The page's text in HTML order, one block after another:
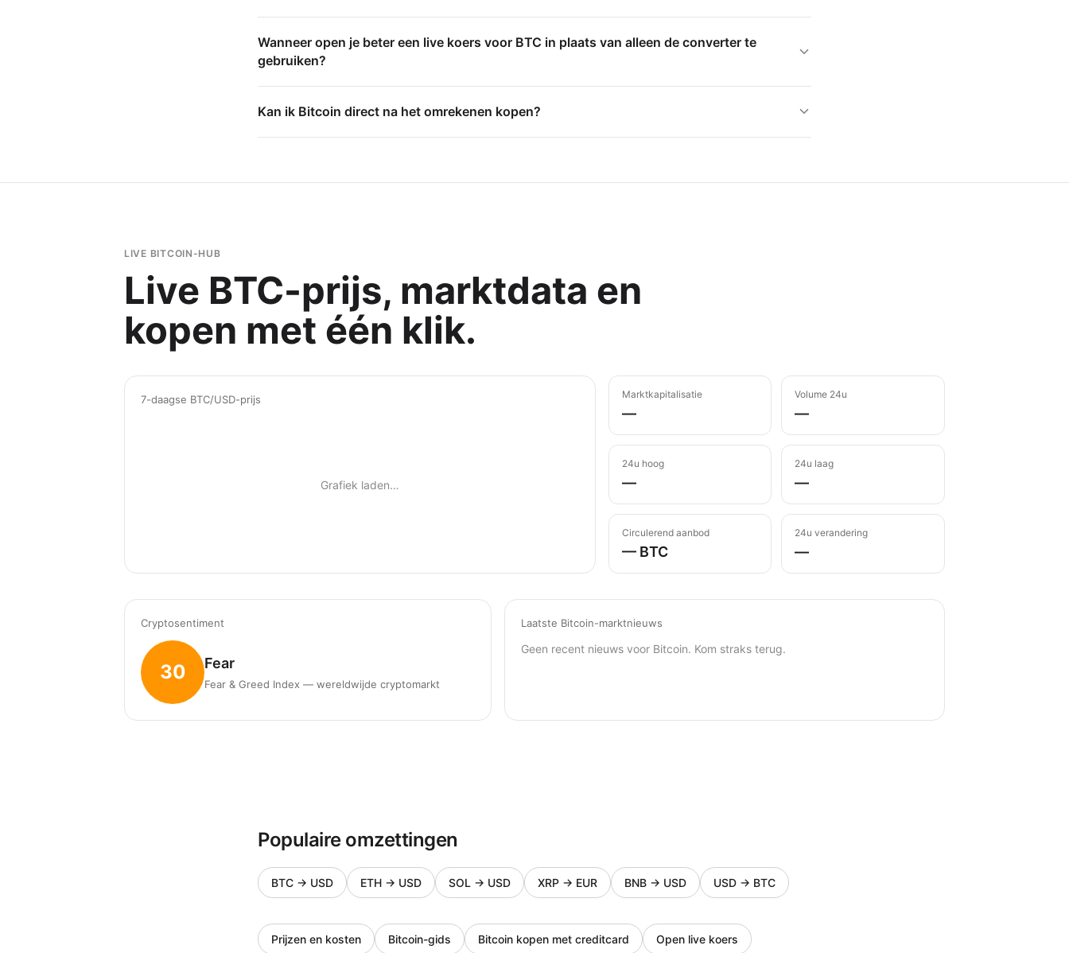
Wanneer open je beter een live koers voor BTC in plaats van alleen de converter te
gebruiken?
Kan ik Bitcoin direct na het omrekenen kopen?
LIVE BITCOIN-HUB
Live BTC-prijs, marktdata en
kopen met één klik.
7-daagse BTC/USD-prijs
Grafiek laden…
Marktkapitalisatie
—
Volume 24u
—
24u hoog
—
24u laag
—
Circulerend aanbod
— BTC
24u verandering
—
Cryptosentiment
30 Fear
Fear & Greed Index — wereldwijde cryptomarkt
Laatste Bitcoin-marktnieuws
Geen recent nieuws voor Bitcoin. Kom straks terug.
Populaire omzettingen
BTC → USD ETH → USD SOL → USD XRP → EUR BNB → USD USD → BTC
Prijzen en kosten Bitcoin-gids Bitcoin kopen met creditcard Open live koers